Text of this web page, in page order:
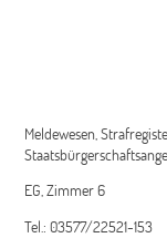
Meldewesen,
EG, Zimmer 6
Tel.: 03577/22521-153